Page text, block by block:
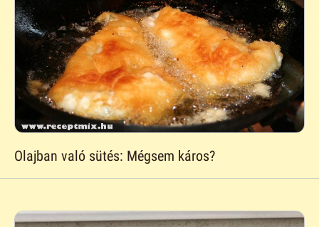
Olajban való sütés: Mégsem káros?